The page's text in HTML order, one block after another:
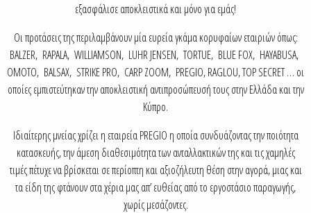
εξασφάλισε αποκλειστικά και μόνο για εμάς!
Οι προτάσεις της περιλαμβάνουν μία ευρεία γκάμα κορυφαίων εταιριών όπως:
BALZER, RAPALA, WILLIAMSON, LUHR JENSEN, TORTUE, BLUE FOX, HAYABUSA,
OMOTO, BALSAX, STRIKE PRO, CARP ZOOM, PREGIO, RAGLOU, TOP SECRET … οι
οποίες εμπιστεύτηκαν την αποκλειστική αντιπροσώπευσή τους στην Ελλάδα και την
Κύπρο.
Ιδιαίτερης μνείας χρίζει η εταιρεία PREGIO η οποία συνδυάζοντας την ποιότητα
κατασκευής, την άμεση διαθεσιμότητα των ανταλλακτικών της και τις χαμηλές
τιμές πέτυχε να βρίσκεται σε περίοπτη και αξιοζήλευτη θέση στην αγορά, μιας και
τα είδη της φτάνουν στα χέρια μας απ’ ευθείας από το εργοστάσιο παραγωγής,
χωρίς μεσάζοντες.